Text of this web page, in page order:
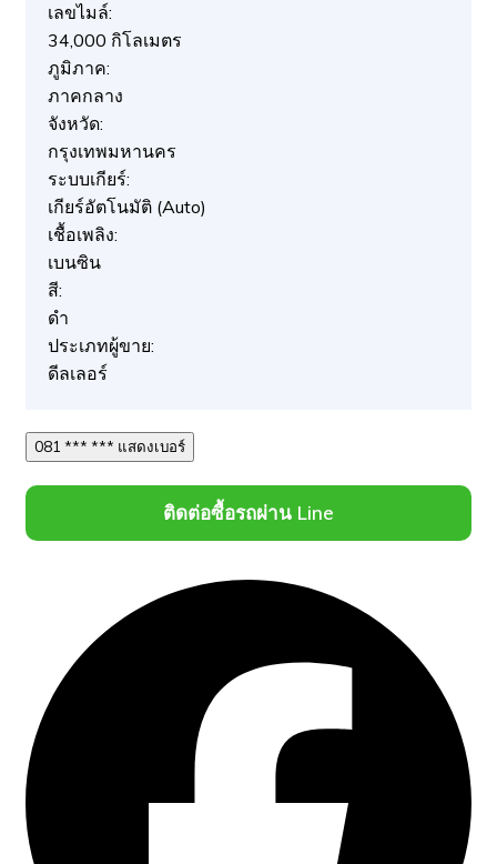
เลขไมล์:
34,000 กิโลเมตร
ภูมิภาค:
ภาคกลาง
จังหวัด:
กรุงเทพมหานคร
ระบบเกียร์:
เกียร์อัตโนมัติ (Auto)
เชื้อเพลิง:
เบนซิน
สี:
ดำ
ประเภทผู้ขาย:
ดีลเลอร์
081 *** *** แสดงเบอร์
ติดต่อซื้อรถผ่าน Line